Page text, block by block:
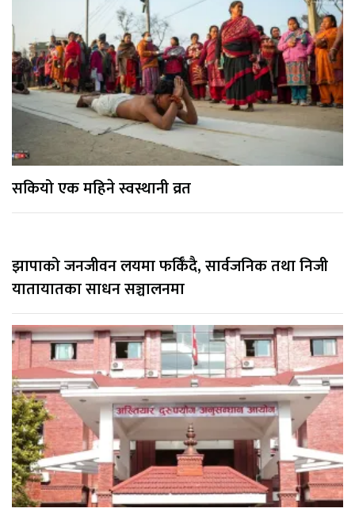
सकियो एक महिने स्वस्थानी व्रत
झापाको जनजीवन लयमा फर्किँदै, सार्वजनिक तथा निजी
यातायातका साधन सञ्चालनमा